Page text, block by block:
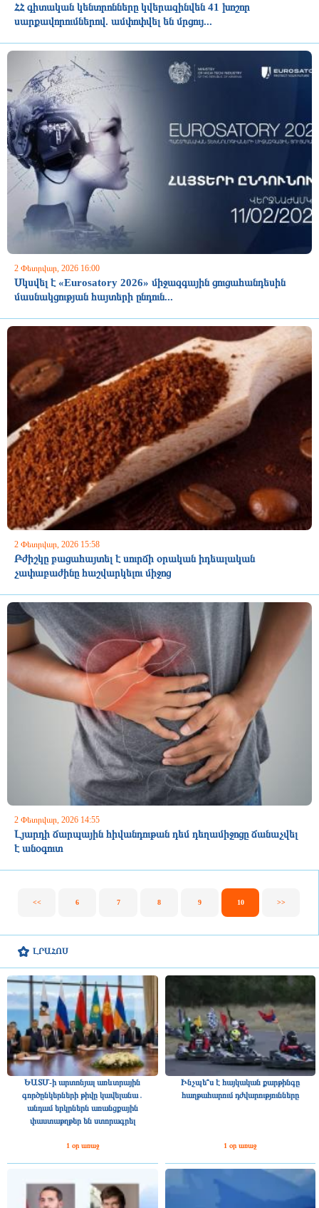
ԼՐԱՀՈՍ
ԵԱՏՄ-ի արտոնյալ առևտրային
գործընկերների թիվը կավելանա․
անդամ երկրներն առանցքային
փաստաթղթեր են ստորագրել
1 օր առաջ
Ինչպե՞ս է հայկական քարթինգը
հաղթահարում դժվարությունները
1 օր առաջ
ՀՀ գիտական կենտրոնները կվերազինվեն 41 խոշոր
սարքավորումներով. ամփոփվել են մրցույ...
2 Փետրվար, 2026 16:00
Սկսվել է «Eurosatory 2026» միջազգային ցուցահանդեսին
մասնակցության հայտերի ընդուն...
2 Փետրվար, 2026 15:58
Բժիշկը բացահայտել է սուրճի օրական իդեալական
չափաբաժինը հաշվարկելու միջոց
2 Փետրվար, 2026 14:55
Լյարդի ճարպային հիվանդութան դեմ դեղամիջոցը ճանաչվել
է անօգուտ
<< 6 7 8 9 10 >>